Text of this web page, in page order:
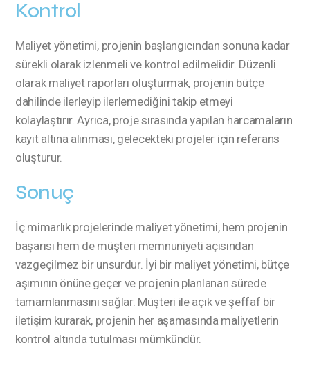
Kontrol
Maliyet yönetimi, projenin başlangıcından sonuna kadar
sürekli olarak izlenmeli ve kontrol edilmelidir. Düzenli
olarak maliyet raporları oluşturmak, projenin bütçe
dahilinde ilerleyip ilerlemediğini takip etmeyi
kolaylaştırır. Ayrıca, proje sırasında yapılan harcamaların
kayıt altına alınması, gelecekteki projeler için referans
oluşturur.
Sonuç
İç mimarlık projelerinde maliyet yönetimi, hem projenin
başarısı hem de müşteri memnuniyeti açısından
vazgeçilmez bir unsurdur. İyi bir maliyet yönetimi, bütçe
aşımının önüne geçer ve projenin planlanan sürede
tamamlanmasını sağlar. Müşteri ile açık ve şeffaf bir
iletişim kurarak, projenin her aşamasında maliyetlerin
kontrol altında tutulması mümkündür.